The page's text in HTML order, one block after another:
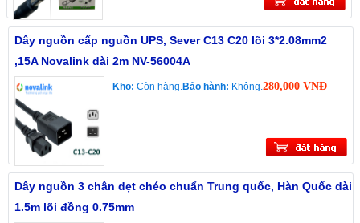
Dây nguồn cấp nguồn UPS, Sever C13 C20 lõi 3*2.08mm2
,15A Novalink dài 2m NV-56004A
Kho: Còn hàng.Bảo hành: Không.280,000 VNĐ
Dây nguồn 3 chân dẹt chéo chuẩn Trung quốc, Hàn Quốc dài
1.5m lõi đồng 0.75mm